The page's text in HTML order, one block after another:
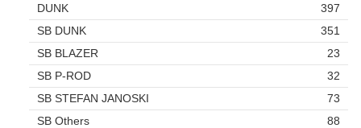
DUNK
397
SB DUNK
351
SB BLAZER
23
SB P-ROD
32
SB STEFAN JANOSKI
73
SB Others
88